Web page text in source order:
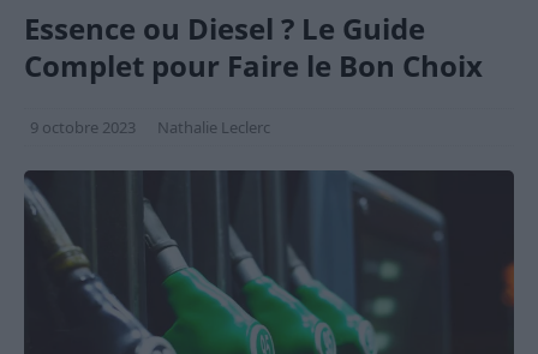
Essence ou Diesel ? Le Guide
Complet pour Faire le Bon Choix
9 octobre 2023 Nathalie Leclerc